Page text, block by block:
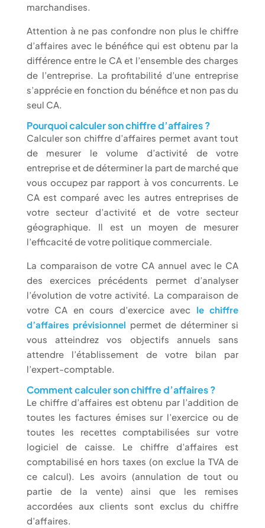
marchandises.
Attention à ne pas confondre non plus le chiffre
d’affaires avec le bénéfice qui est obtenu par la
différence entre le CA et l’ensemble des charges
de l’entreprise. La profitabilité d’une entreprise
s’apprécie en fonction du bénéfice et non pas du
seul CA.
Pourquoi calculer son chiffre d’affaires ?
Calculer son chiffre d’affaires permet avant tout
de mesurer le volume d’activité de votre
entreprise et de déterminer la part de marché que
vous occupez par rapport à vos concurrents. Le
CA est comparé avec les autres entreprises de
votre secteur d’activité et de votre secteur
géographique. Il est un moyen de mesurer
l’efficacité de votre politique commerciale.
La comparaison de votre CA annuel avec le CA
des exercices précédents permet d’analyser
l’évolution de votre activité. La comparaison de
votre CA en cours d’exercice avec le chiffre
d’affaires prévisionnel permet de déterminer si
vous atteindrez vos objectifs annuels sans
attendre l’établissement de votre bilan par
l’expert-comptable.
Comment calculer son chiffre d’affaires ?
Le chiffre d’affaires est obtenu par l’addition de
toutes les factures émises sur l’exercice ou de
toutes les recettes comptabilisées sur votre
logiciel de caisse. Le chiffre d’affaires est
comptabilisé en hors taxes (on exclue la TVA de
ce calcul). Les avoirs (annulation de tout ou
partie de la vente) ainsi que les remises
accordées aux clients sont exclus du chiffre
d’affaires.